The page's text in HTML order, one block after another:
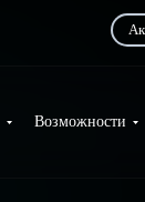
Возможности